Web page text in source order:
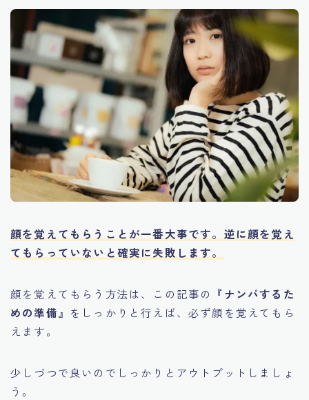
顔を覚えてもらうことが一番大事です。逆に顔を覚え
てもらっていないと確実に失敗します。
顔を覚えてもらう方法は、この記事の 『ナンパするた
めの準備』 をしっかりと行えば、必ず顔を覚えてもら
えます。
少しづつで良いのでしっかりとアウトプットしましょ
う。